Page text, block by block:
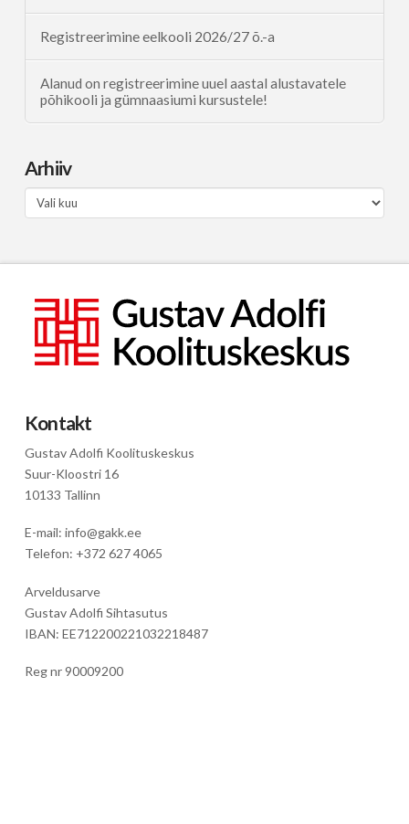
Registreerimine eelkooli 2026/27 õ.-a
Alanud on registreerimine uuel aastal alustavatele
põhikooli ja gümnaasiumi kursustele!
Arhiiv
Arhiiv
Kontakt
Gustav Adolfi Koolituskeskus
Suur-Kloostri 16
10133 Tallinn
E-mail: info@gakk.ee
Telefon: +372 627 4065
Arveldusarve
Gustav Adolfi Sihtasutus
IBAN: EE712200221032218487
Reg nr 90009200